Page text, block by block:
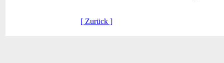
[ Zurück ]